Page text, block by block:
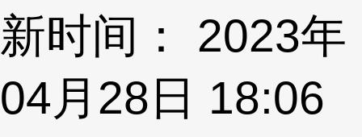
新时间： 2023年
04月28日 18:06